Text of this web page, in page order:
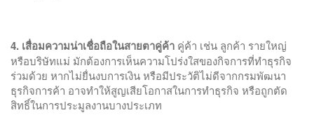
4. เสื่อมความน่าเชื่อถือในสายตาคู่ค้า คู่ค้า เช่น ลูกค้า รายใหญ่
หรือบริษัทแม่ มักต้องการเห็นความโปร่งใสของกิจการที่ทำธุรกิจ
ร่วมด้วย หากไม่ยื่นงบการเงิน หรือมีประวัติไม่ดีจากกรมพัฒนา
ธุรกิจการค้า อาจทำให้สูญเสียโอกาสในการทำธุรกิจ หรือถูกตัด
สิทธิ์ในการประมูลงานบางประเภท